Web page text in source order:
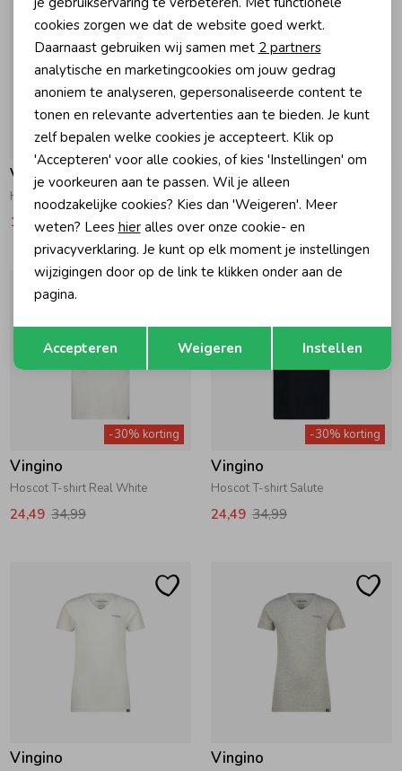
-30% korting
Vingino
Haraku T-shirt Orange Clown Fish
17,49 24,99
-30% korting
Vingino
Haraku T-shirt Rolling Hills
17,49 24,99
-30% korting
Vingino
Hoscot T-shirt Real White
24,49 34,99
-30% korting
Vingino
Hoscot T-shirt Salute
24,49 34,99
Vingino Vingino
Analytische cookies
Marketing cookies
Terug Opslaan
cookies zorgen we dat de website goed werkt.
Daarnaast gebruiken wij samen met 2 partners
analytische en marketingcookies om jouw gedrag
anoniem te analyseren, gepersonaliseerde content te
tonen en relevante advertenties aan te bieden. Je kunt
zelf bepalen welke cookies je accepteert. Klik op
'Accepteren' voor alle cookies, of kies 'Instellingen' om
je voorkeuren aan te passen. Wil je alleen
noodzakelijke cookies? Kies dan 'Weigeren'. Meer
weten? Lees hieralles over onze cookie- en
privacyverklaring. Je kunt op elk moment je instellingen
wijzigingen door op de link te klikken onder aan de
pagina.
Accepteren Weigeren Instellen